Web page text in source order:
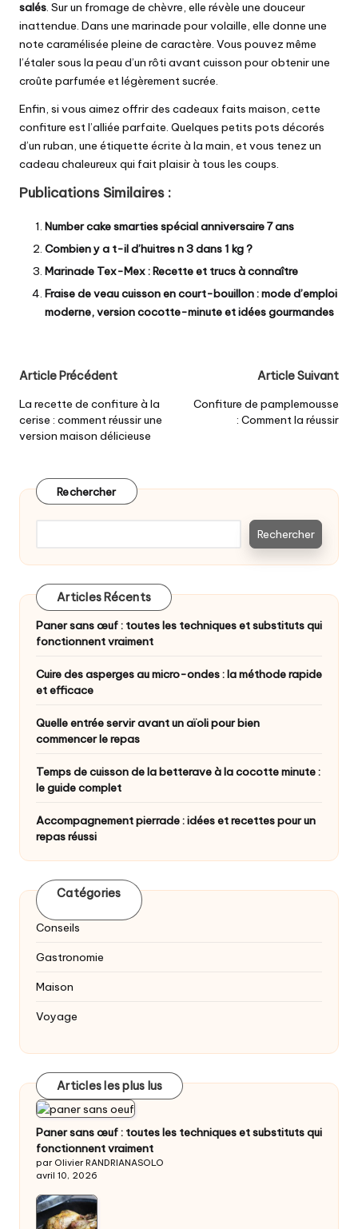
salés. Sur un fromage de chèvre, elle révèle une douceur
inattendue. Dans une marinade pour volaille, elle donne une
note caramélisée pleine de caractère. Vous pouvez même
l’étaler sous la peau d’un rôti avant cuisson pour obtenir une
croûte parfumée et légèrement sucrée.
Enfin, si vous aimez offrir des cadeaux faits maison, cette
confiture est l’alliée parfaite. Quelques petits pots décorés
d’un ruban, une étiquette écrite à la main, et vous tenez un
cadeau chaleureux qui fait plaisir à tous les coups.
Publications Similaires :
Number cake smarties spécial anniversaire 7 ans
Combien y a t-il d’huitres n 3 dans 1 kg ?
Marinade Tex-Mex : Recette et trucs à connaître
Fraise de veau cuisson en court-bouillon : mode d’emploi
moderne, version cocotte-minute et idées gourmandes
Post
navigation
Article Précédent
La recette de confiture à la
cerise : comment réussir une
version maison délicieuse
Article Suivant
Confiture de pamplemousse
: Comment la réussir
Rechercher
Rechercher
Articles Récents
Paner sans œuf : toutes les techniques et substituts qui
fonctionnent vraiment
Cuire des asperges au micro-ondes : la méthode rapide
et efficace
Quelle entrée servir avant un aïoli pour bien
commencer le repas
Temps de cuisson de la betterave à la cocotte minute :
le guide complet
Accompagnement pierrade : idées et recettes pour un
repas réussi
Catégories
Conseils
Gastronomie
Maison
Voyage
Articles les plus lus
Paner sans œuf : toutes les techniques et substituts qui
fonctionnent vraiment
par Olivier RANDRIANASOLO
avril 10, 2026